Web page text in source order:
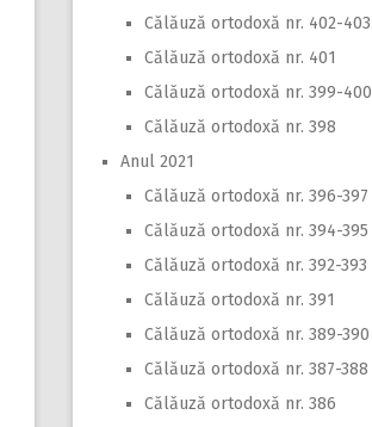
Călăuză ortodoxă nr. 402-403
Călăuză ortodoxă nr. 401
Călăuză ortodoxă nr. 399-400
Călăuză ortodoxă nr. 398
Anul 2021
Călăuză ortodoxă nr. 396-397
Călăuză ortodoxă nr. 394-395
Călăuză ortodoxă nr. 392-393
Călăuză ortodoxă nr. 391
Călăuză ortodoxă nr. 389-390
Călăuză ortodoxă nr. 387-388
Călăuză ortodoxă nr. 386